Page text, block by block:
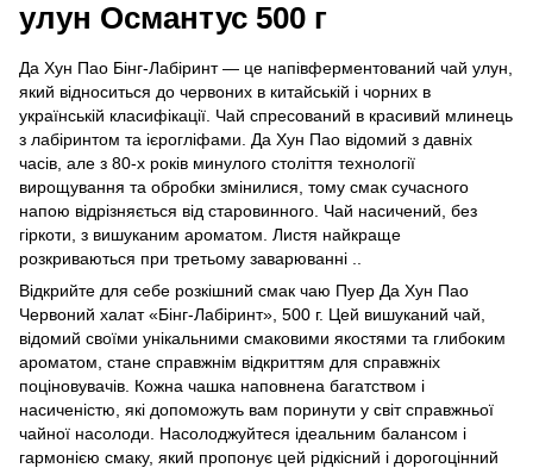
улун Османтус 500 г
Да Хун Пао Бінг-Лабіринт — це напівферментований чай улун,
який відноситься до червоних в китайській і чорних в
українській класифікації. Чай спресований в красивий млинець
з лабіринтом та ієрогліфами. Да Хун Пао відомий з давніх
часів, але з 80-х років минулого століття технології
вирощування та обробки змінилися, тому смак сучасного
напою відрізняється від старовинного. Чай насичений, без
гіркоти, з вишуканим ароматом. Листя найкраще
розкриваються при третьому заварюванні ..
Відкрийте для себе розкішний смак чаю Пуер Да Хун Пао
Червоний халат «Бінг-Лабіринт», 500 г. Цей вишуканий чай,
відомий своїми унікальними смаковими якостями та глибоким
ароматом, стане справжнім відкриттям для справжніх
поціновувачів. Кожна чашка наповнена багатством і
насиченістю, які допоможуть вам поринути у світ справжньої
чайної насолоди. Насолоджуйтеся ідеальним балансом і
гармонією смаку, який пропонує цей рідкісний і дорогоцінний